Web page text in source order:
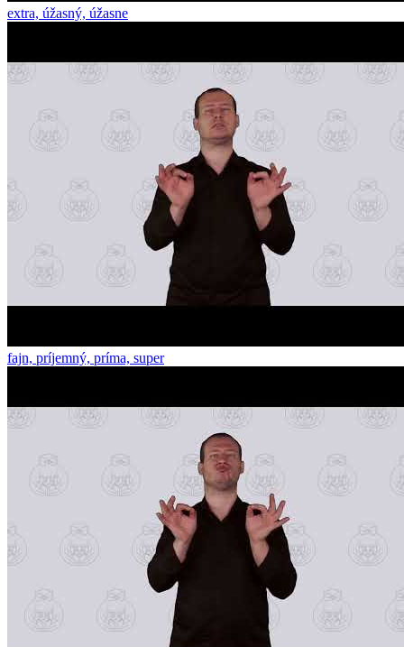
extra, úžasný, úžasne
fajn, príjemný, príma, super